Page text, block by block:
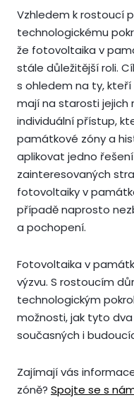
Vzhledem k rostoucí
technologickému
že fotovoltaika v
stále důležitější roli.
s ohledem na ty,
mají na starosti jejich
individuální přístup,
památkové zóny a
aplikovat jedno
zainteresovaných
fotovoltaiky v
případě naprosto
a pochopení.
Fotovoltaika v
výzvu. S rostoucím
technologickým
možnosti, jak tyto
současných i
Zajímají vás
zóně? Spojte se s